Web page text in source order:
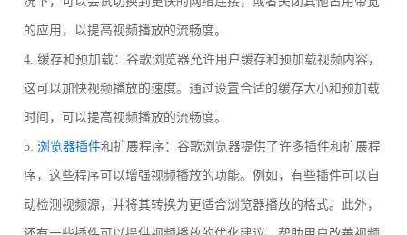
的应用，以提高视频播放的流畅度。
4. 缓存和预加载：谷歌浏览器允许用户缓存和预加载视频内容，
这可以加快视频播放的速度。通过设置合适的缓存大小和预加载
时间，可以提高视频播放的流畅度。
5. 浏览器插件和扩展程序：谷歌浏览器提供了许多插件和扩展程
序，这些程序可以增强视频播放的功能。例如，有些插件可以自
动检测视频源，并将其转换为更适合浏览器播放的格式。此外，